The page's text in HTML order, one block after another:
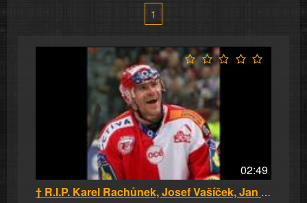
1
02:49
† R.I.P. Karel Rachůnek, Josef Vašíček, Jan M...